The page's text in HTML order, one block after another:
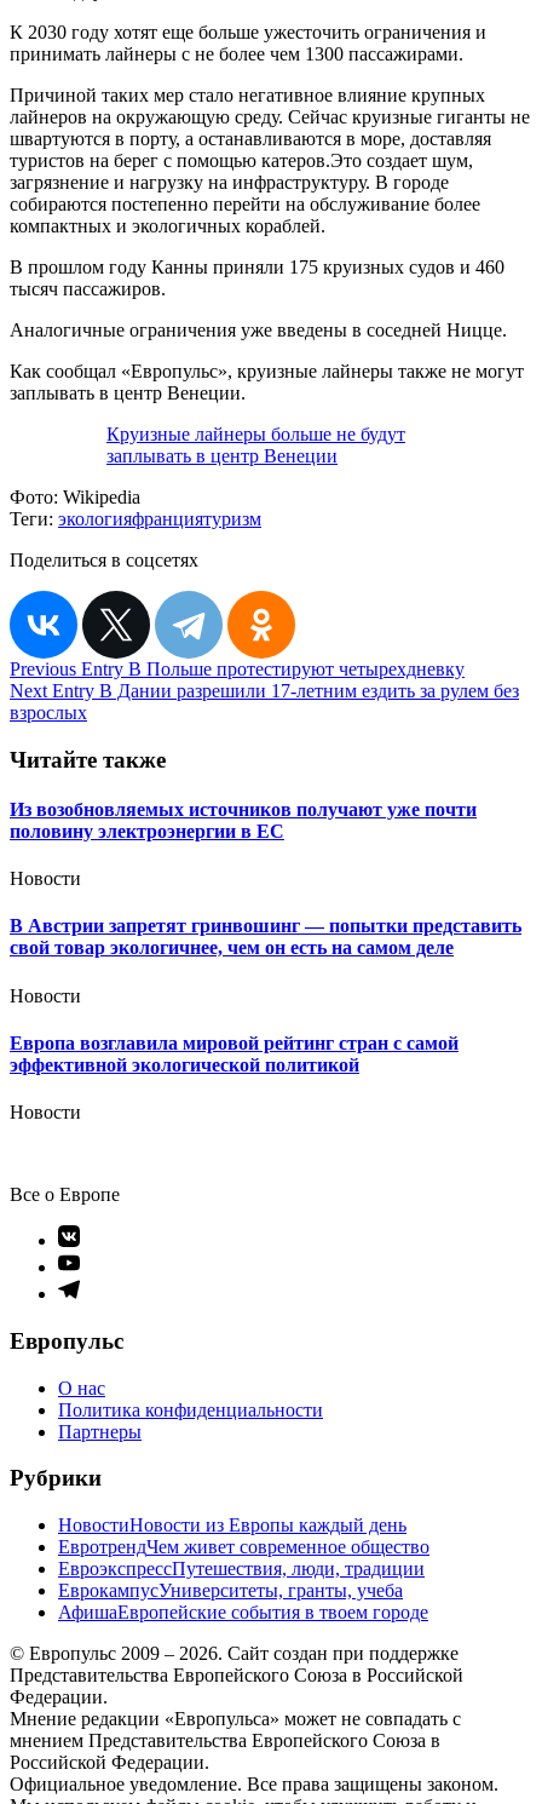
К 2030 году хотят еще больше ужесточить ограничения и
принимать лайнеры с не более чем 1300 пассажирами.
Причиной таких мер стало негативное влияние крупных
лайнеров на окружающую среду. Сейчас круизные гиганты не
швартуются в порту, а останавливаются в море, доставляя
туристов на берег с помощью катеров.Это создает шум,
загрязнение и нагрузку на инфраструктуру. В городе
собираются постепенно перейти на обслуживание более
компактных и экологичных кораблей.
В прошлом году Канны приняли 175 круизных судов и 460
тысяч пассажиров.
Аналогичные ограничения уже введены в соседней Ницце.
Как сообщал «Европульс», круизные лайнеры также не могут
заплывать в центр Венеции.
Круизные лайнеры больше не будут
заплывать в центр Венеции
Фото: Wikipedia
Теги: экологияфранциятуризм
Поделиться в соцсетях
Навигация
по
Previous Entry В Польше протестируют четырехдневку
Next Entry В Дании разрешили 17-летним ездить за рулем без
взрослых
Читайте также
Из возобновляемых источников получают уже почти
половину электроэнергии в ЕС
Новости
В Австрии запретят гринвошинг — попытки представить
свой товар экологичнее, чем он есть на самом деле
Новости
Европа возглавила мировой рейтинг стран с самой
эффективной экологической политикой
Новости
Все о Европе
Элемент
меню
Элемент
меню
Элемент
Европульс
О нас
Политика конфиденциальности
Партнеры
Рубрики
НовостиНовости из Европы каждый день
ЕвротрендЧем живет современное общество
ЕвроэкспрессПутешествия, люди, традиции
ЕврокампусУниверситеты, гранты, учеба
АфишаЕвропейские события в твоем городе
© Европульс 2009 – 2026. Сайт создан при поддержке
Представительства Европейского Союза в Российской
Федерации.
Мнение редакции «Европульса» может не совпадать с
мнением Представительства Европейского Союза в
Российской Федерации.
Официальное уведомление. Все права защищены законом.